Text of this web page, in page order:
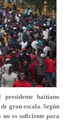
haitiano
gran escala. Según
es suficiente para